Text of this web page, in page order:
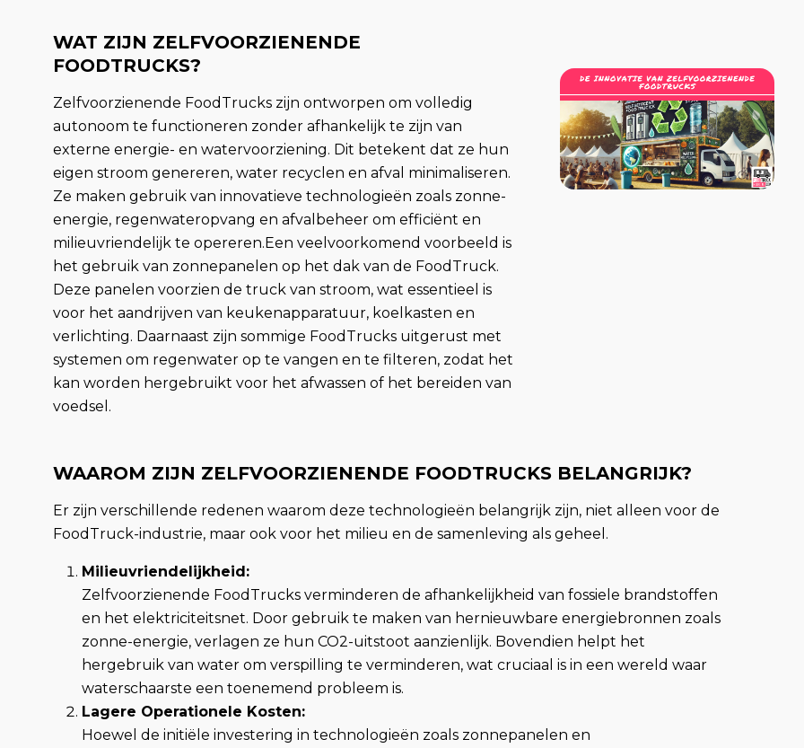
WAT ZIJN ZELFVOORZIENENDE
FOODTRUCKS?
Zelfvoorzienende FoodTrucks zijn ontworpen om volledig
autonoom te functioneren zonder afhankelijk te zijn van
externe energie- en watervoorziening. Dit betekent dat ze hun
eigen stroom genereren, water recyclen en afval minimaliseren.
Ze maken gebruik van innovatieve technologieën zoals zonne-
energie, regenwateropvang en afvalbeheer om efficiënt en
milieuvriendelijk te opereren.Een veelvoorkomend voorbeeld is
het gebruik van zonnepanelen op het dak van de FoodTruck.
Deze panelen voorzien de truck van stroom, wat essentieel is
voor het aandrijven van keukenapparatuur, koelkasten en
verlichting. Daarnaast zijn sommige FoodTrucks uitgerust met
systemen om regenwater op te vangen en te filteren, zodat het
kan worden hergebruikt voor het afwassen of het bereiden van
voedsel.
WAAROM ZIJN ZELFVOORZIENENDE FOODTRUCKS BELANGRIJK?
Er zijn verschillende redenen waarom deze technologieën belangrijk zijn, niet alleen voor de
FoodTruck-industrie, maar ook voor het milieu en de samenleving als geheel.
Milieuvriendelijkheid:
Zelfvoorzienende FoodTrucks verminderen de afhankelijkheid van fossiele brandstoffen
en het elektriciteitsnet. Door gebruik te maken van hernieuwbare energiebronnen zoals
zonne-energie, verlagen ze hun CO2-uitstoot aanzienlijk. Bovendien helpt het
hergebruik van water om verspilling te verminderen, wat cruciaal is in een wereld waar
waterschaarste een toenemend probleem is.
Lagere Operationele Kosten:
Hoewel de initiële investering in technologieën zoals zonnepanelen en